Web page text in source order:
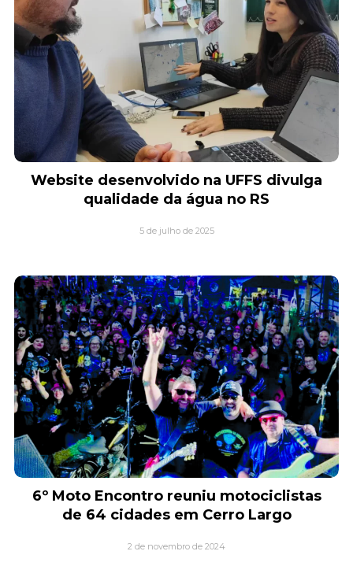
Website desenvolvido na UFFS divulga
qualidade da água no RS
5 de julho de 2025
6º Moto Encontro reuniu motociclistas
de 64 cidades em Cerro Largo
2 de novembro de 2024